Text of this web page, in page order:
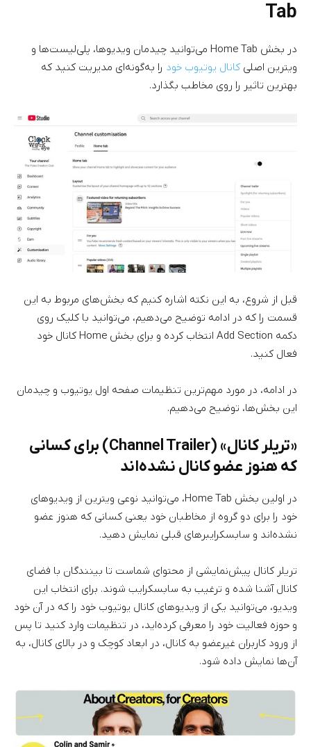
Tab
در بخش Home Tab می‌توانید چیدمان ویدیوها، پلی‌لیست‌ها و
ویترین اصلی کانال یوتیوب خود را به‌گونه‌ای مدیریت کنید که
بهترین تاثیر را روی مخاطب بگذارد.
قبل از شروع، به این نکته اشاره کنیم که بخش‌های مربوط به این
قسمت را که در ادامه توضیح می‌دهیم، می‌توانید با کلیک روی
دکمه Add Section انتخاب کرده و برای بخش Home کانال خود
فعال کنید.
در ادامه، در مورد مهم‌ترین تنظیمات صفحه اول یوتیوب و چیدمان
این بخش‌ها، توضیح می‌دهیم.
«تریلر کانال» (Channel Trailer) برای کسانی
که هنوز عضو کانال نشده‌اند
در اولین بخش Home Tab، می‌توانید نوعی ویترین از ویدیوهای
خود را برای دو گروه از مخاطبان خود یعنی کسانی که هنوز عضو
نشده‌اند و سابسکرایبر‌های قبلی نمایش دهید.
تریلر کانال پیش‌نمایشی از محتوای شماست تا بینندگان با فضای
کانال آشنا شده و ترغیب به سابسکرایب شوند. برای انتخاب این
ویدیو، می‌توانید یکی از ویدیو‌های کانال یوتیوب خود را که در آن خود
و حوزه فعالیت خود را معرفی کرده‌اید، در تنظیمات وارد کنید تا پس
از ورود کاربران غیرعضو به کانال، در ابعاد کوچک و در بالای کانال، به
آن‌ها نمایش داده شود.